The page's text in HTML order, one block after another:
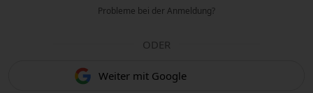
Probleme bei der Anmeldung?
ODER
Weiter mit Google